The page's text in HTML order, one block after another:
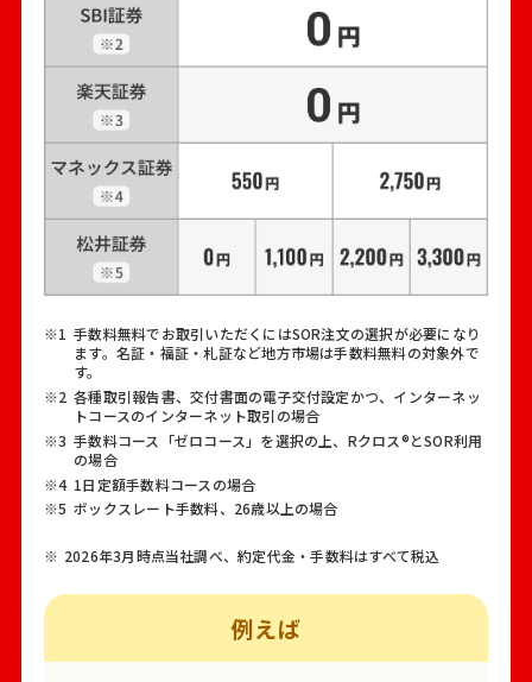
手数料無料でお取引いただくにはSOR注文の選択が必要になり
ます。名証・福証・札証など地方市場は手数料無料の対象外で
す。
各種取引報告書、交付書面の電子交付設定かつ、インターネッ
トコースのインターネット取引の場合
手数料コース「ゼロコース」を選択の上、Rクロス®とSOR利用
の場合
1日定額手数料コースの場合
ボックスレート手数料、26歳以上の場合
2026年3月時点当社調べ、約定代金・手数料はすべて税込
例えば